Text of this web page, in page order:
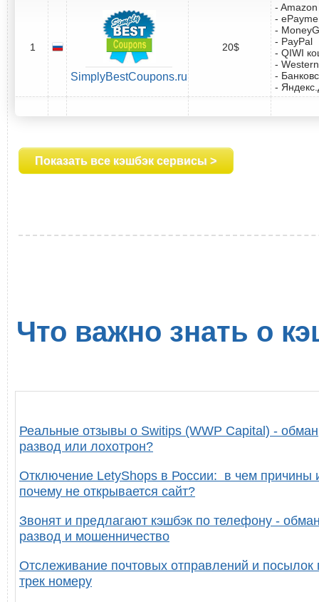
1
SimplyBestCoupons.ru
20$
-
-
-
- PayPal
- QIWI
-
-
-
Показать все кэшбэк сервисы >
Что важно знать о
Реальные отзывы о Switips (WWP Capital) -
развод или лохотрон?
Отключение LetyShops в России: в чем причины
почему не открывается сайт?
Звонят и предлагают кэшбэк по телефону -
развод и мошенничество
Отслеживание почтовых отправлений и посылок
трек номеру